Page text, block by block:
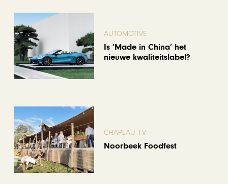
AUTOMOTIVE
Is ‘Made in China’ het
nieuwe kwaliteitslabel?
CHAPEAU TV
Noorbeek Foodfest